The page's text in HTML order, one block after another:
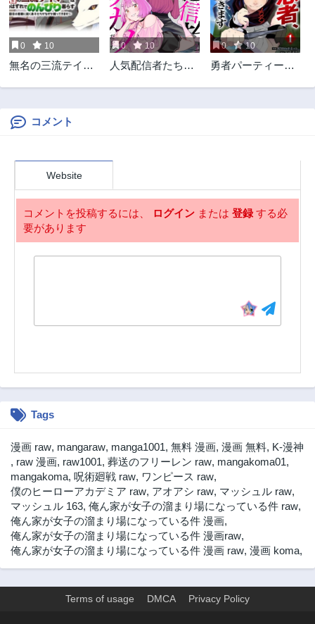
第6.2話
1ヶ月前
第6.1話
1ヶ月前
第5.3話
1ヶ月前
第5.2話
1ヶ月前
第5.1話 第4.4話
第4.3話
第4.1話
1ヶ月前
第3.3話
1ヶ月前
第3.2話
1ヶ月前
第3.1話
1ヶ月前 1ヶ月前
0 10
無名の三流テイマ
～でも、国家の要
職に就く弟子たち
0 10
人気配信者たちの
ノだった
0 10
勇者パーティーを
ます
コメント
Website
コメントを投稿するには、 ログイン または 登録する必
要があります
Tags
漫画 raw, mangaraw, manga1001, 無料 漫画, 漫画 無料, K-漫神
, raw 漫画, raw1001, 葬送のフリーレン raw, mangakoma01,
mangakoma, 呪術廻戦 raw, ワンピース raw,
僕のヒーローアカデミア raw, アオアシ raw, マッシュル raw,
マッシュル 163, 俺ん家が女子の溜まり場になっている件 raw,
俺ん家が女子の溜まり場になっている件 漫画,
俺ん家が女子の溜まり場になっている件 漫画raw,
俺ん家が女子の溜まり場になっている件 漫画 raw, 漫画 koma,
Terms of usage DMCA Privacy Policy